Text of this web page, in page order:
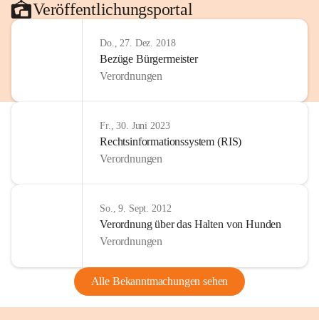
Veröffentlichungsportal
Do., 27. Dez. 2018
Bezüge Bürgermeister
Verordnungen
Fr., 30. Juni 2023
Rechtsinformationssystem (RIS)
Verordnungen
So., 9. Sept. 2012
Verordnung über das Halten von Hunden
Verordnungen
Alle Bekanntmachungen sehen